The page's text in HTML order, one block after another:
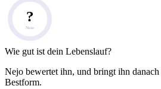
?
Note
Wie gut ist dein Lebenslauf?
Nejo bewertet ihn, und bringt ihn
Bestform.